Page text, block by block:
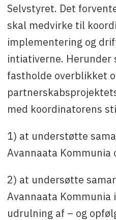
Selvstyret. Det
skal medvirke til
implementering og
intiativerne. Herunder
fastholde overblikket
med koordinatorens
1) at understøtte
Avannaata Kommunia
2) at undersøtte
Avannaata Kommunia
udrulning af – og